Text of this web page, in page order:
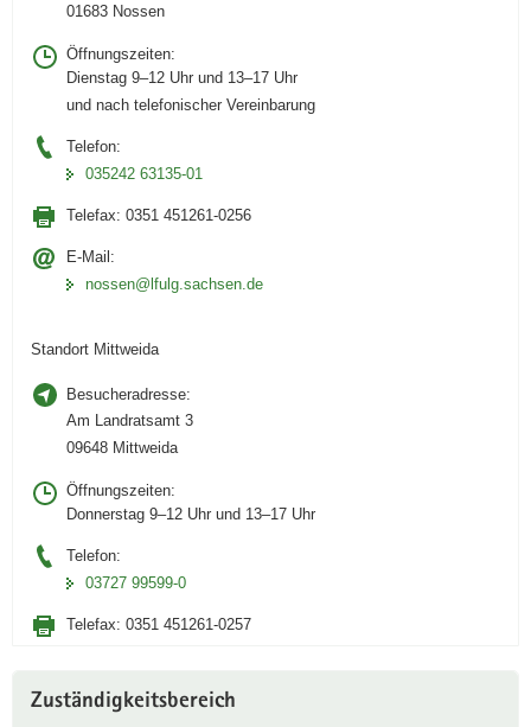
01683 Nossen
Öffnungszeiten:
Dienstag 9–12 Uhr und 13–17 Uhr
und nach telefonischer Vereinbarung
Telefon:
035242 63135-01
Telefax: 0351 451261-0256
E-Mail:
nossen@lfulg.sachsen.de
Standort Mittweida
Besucheradresse:
Am Landratsamt 3
09648 Mittweida
Öffnungszeiten:
Donnerstag 9–12 Uhr und 13–17 Uhr
Telefon:
03727 99599-0
Telefax: 0351 451261-0257
Zuständigkeitsbereich